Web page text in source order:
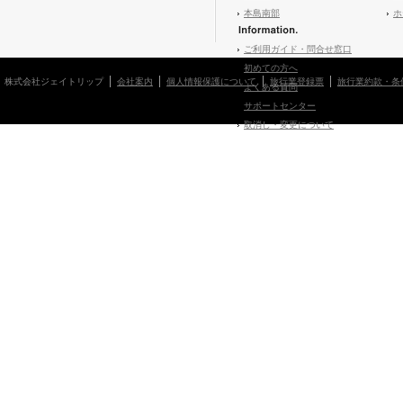
本島南部
ご利用ガイド・問合せ窓口
初めての方へ
よくある質問
サポートセンター
取消し・変更について
株式会社ジェイトリップ 会社案内 個人情報保護について 旅行業登録票 旅行業約款・条